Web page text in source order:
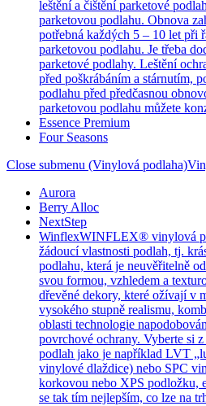
leštění a čištění parketové
parketovou podlahu. Obnova
potřebná každých 5 – 10 let při
parketovou podlahu. Je třeba
parketové podlahy. Leštění
před poškrábáním a stárnutím,
podlahu před předčasnou
parketovou podlahu můžete
Essence Premium
Four Seasons
Close submenu (Vinylová podlaha)
Aurora
Berry Alloc
NextStep
WinflexWINFLEX® vinylová
žádoucí vlastnosti podlah, tj.
podlahu, která je neuvěřitelně
svou formou, vzhledem a
dřevěné dekory, které ožívají v
vysokého stupně realismu,
oblasti technologie
povrchové ochrany. Vyberte si
podlah jako je například LVT
vinylové dlaždice) nebo SPC
korkovou nebo XPS podložku,
se tak tím nejlepším, co lze na